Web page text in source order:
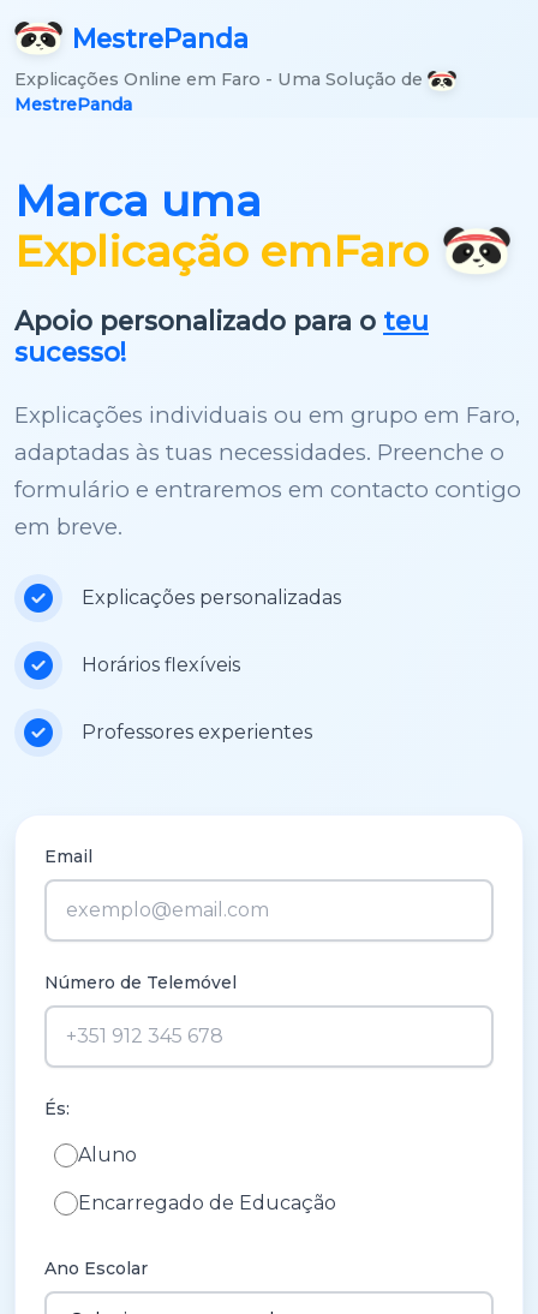
MestrePanda
Explicações Online em Faro - Uma Solução de
MestrePanda
Marca uma
Explicação emFaro
Apoio personalizado para o teu
sucesso!
Explicações individuais ou em grupo em Faro,
adaptadas às tuas necessidades. Preenche o
formulário e entraremos em contacto contigo
em breve.
Explicações personalizadas
Horários flexíveis
Professores experientes
Email
Número de Telemóvel
És:
Aluno
Encarregado de Educação
Ano Escolar